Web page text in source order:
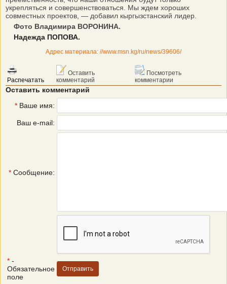
укрепляться и совершенствоваться. Мы ждем хороших
совместных проектов, — добавил кыргызстанский лидер.
Фото Владимира ВОРОНИНА.
Надежда ПОПОВА.
Адрес материала: //www.msn.kg/ru/news/39606/
Распечатать
Оставить
комментарий
Посмотреть
комментарии
Оставить комментарий
* Ваше имя:
Ваш e-mail:
* Сообщение:
* -
Обязательное
поле